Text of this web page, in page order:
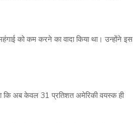
को कम करने का वादा किया था। उन्होंने इस
गया कि अब केवल 31 प्रतिशत अमेरिकी वयस्क ही